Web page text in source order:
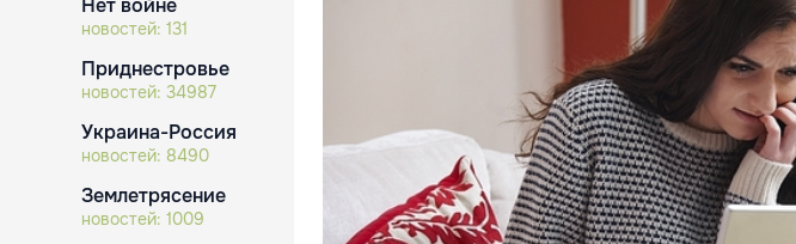
Нет войне
новостей: 131
Приднестровье
новостей: 34987
Украина-Россия
новостей: 8490
Землетрясение
новостей: 1009